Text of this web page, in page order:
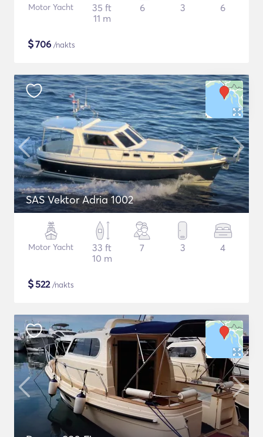
Motor Yacht
35 ft
11 m
6 3 6
$706 /nakts
SAS Vektor Adria 1002
Motor Yacht
33 ft
10 m
7 3 4
$522/nakts